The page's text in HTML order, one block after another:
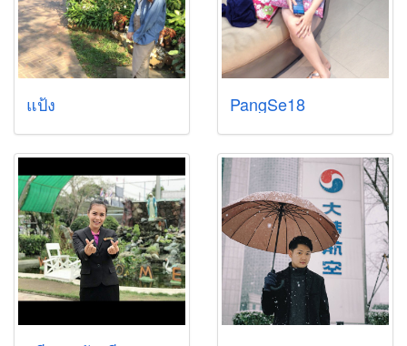
แป้ง PangSe18